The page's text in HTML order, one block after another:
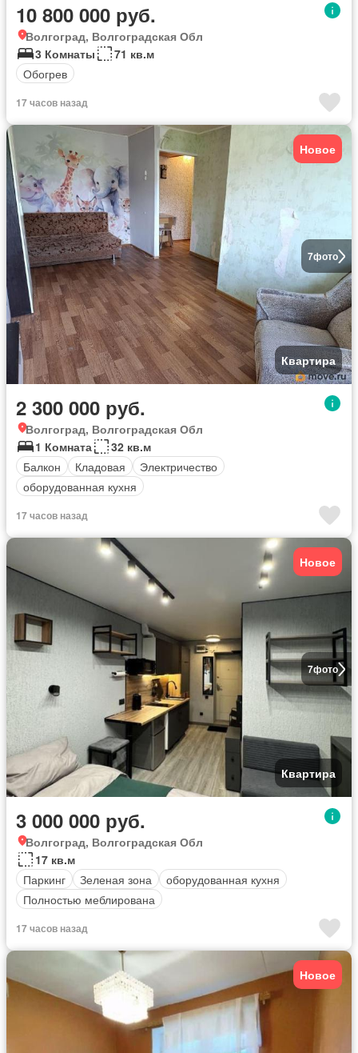
10 800 000 руб.
Волгоград, Волгоградская Обл
3 Комнаты
71 кв.м
Обогрев
17 часов назад
7фото
Новое
Квартира
2 300 000 руб.
Волгоград, Волгоградская Обл
1 Комната
32 кв.м
Балкон
Кладовая
Электричество
оборудованная кухня
17 часов назад
7фото
Новое
Квартира
3 000 000 руб.
Волгоград, Волгоградская Обл
17 кв.м
Паркинг
Зеленая зона
оборудованная кухня
Полностью меблирована
17 часов назад
Новое